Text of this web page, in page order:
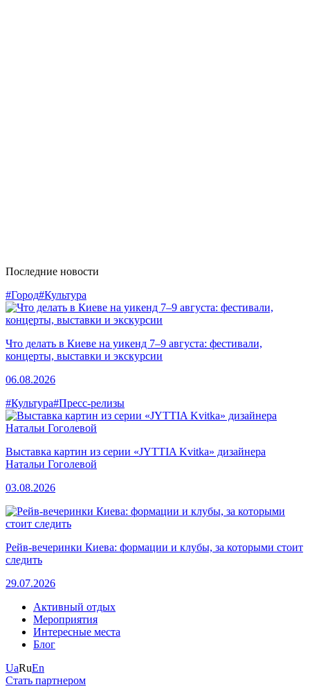
Последние новости
#Город#Культура
Что делать в Киеве на уикенд 7–9 августа: фестивали,
концерты, выставки и экскурсии
06.08.2026
#Культура#Пресс-релизы
Выставка картин из серии «JYTTIA Kvitka» дизайнера
Натальи Гоголевой
03.08.2026
Рейв-вечеринки Киева: формации и клубы, за которыми стоит
следить
29.07.2026
Активный отдых
Мероприятия
Интересные места
Блог
UaRuEn
Стать партнером